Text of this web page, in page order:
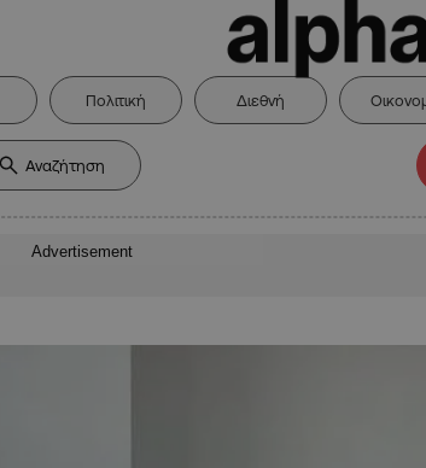
Πολιτική Διεθνή
Advertisement